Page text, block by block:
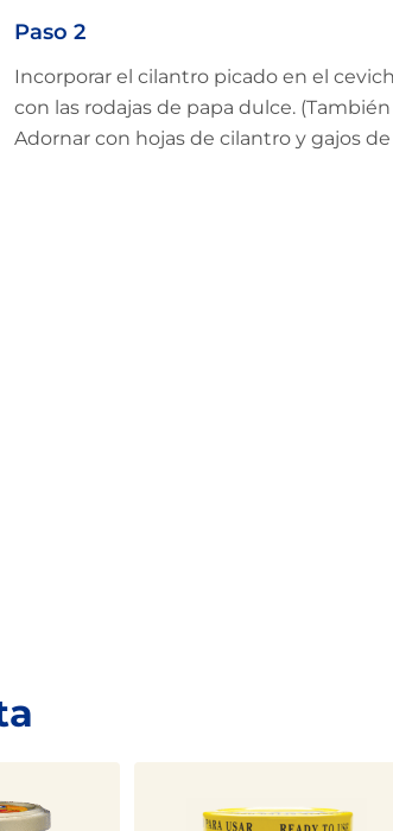
Paso 2
Incorporar el cilantro picado en el
con las rodajas de papa dulce.
Adornar con hojas de cilantro y gajos